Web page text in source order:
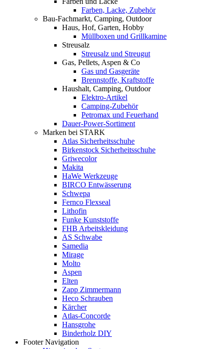
Farben, Lacke, Zubehör
Bau-Fachmarkt, Camping, Outdoor
Haus, Hof, Garten, Hobby
Müllboxen und Grillkamine
Streusalz
Streusalz und Streugut
Gas, Pellets, Aspen & Co
Gas und Gasgeräte
Brennstoffe, Kraftstoffe
Haushalt, Camping, Outdoor
Elektro-Artikel
Camping-Zubehör
Petromax und Feuerhand
Dauer-Power-Sortiment
Marken bei STARK
Atlas Sicherheitsschuhe
Birkenstock Sicherheitsschuhe
Griwecolor
Makita
HaWe Werkzeuge
BIRCO Entwässerung
Schwepa
Fernco Flexseal
Lithofin
Funke Kunststoffe
FHB Arbeitskleidung
AS Schwabe
Samedia
Mirage
Molto
Aspen
Elten
Zapp Zimmermann
Heco Schrauben
Kärcher
Atlas-Concorde
Hansgrohe
Binderholz DIY
Footer Navigation